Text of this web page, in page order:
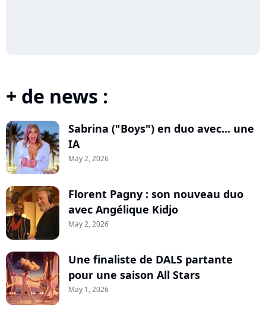
+ de news :
Sabrina ("Boys") en duo avec... une
IA
May 2, 2026
Florent Pagny : son nouveau duo
avec Angélique Kidjo
May 2, 2026
Une finaliste de DALS partante
pour une saison All Stars
May 1, 2026